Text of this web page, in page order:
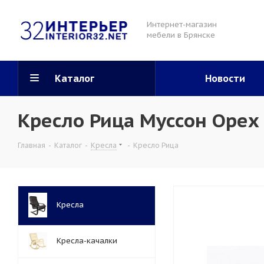
Интернет-магазин
мебели в Брянске
Каталог Новости
Кресло Рица Муссон
Главная - Каталог - Кресла - Кресло Рица
Кресла
Кресла-качалки